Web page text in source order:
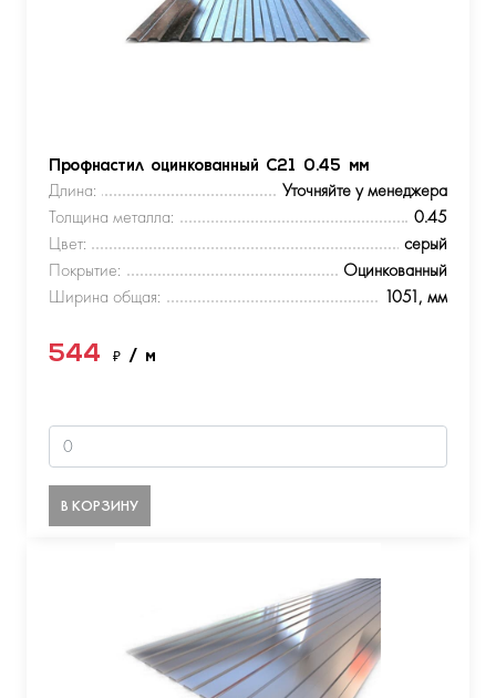
Профнастил оцинкованный С21 0.45 мм
Длина:
Уточняйте у менеджера
Толщина металла:
0.45
Цвет:
серый
Покрытие:
Оцинкованный
Ширина общая:
1051, мм
544 ₽ / м
В КОРЗИНУ